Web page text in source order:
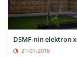
DSMF-nin elektron
21-01-2016